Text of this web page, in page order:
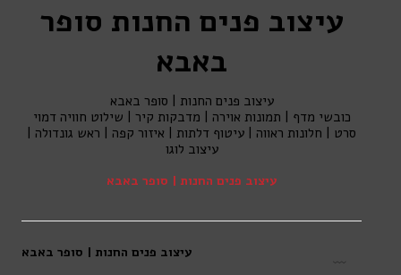
עיצוב פנים החנות סופר
באבא
עיצוב פנים החנות | סופר באבא
כובשי מדף | תמונות אוירה | מדבקות קיר | שילוט חוויה דמוי
סרט | חלונות ראווה | עיטוף דלתות | איזור קפה | ראש גונדולה |
עיצוב לוגו
עיצוב פנים החנות | סופר באבא
עיצוב פנים החנות | סופר באבא